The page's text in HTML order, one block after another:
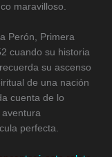
maravilloso.
Perón, Primera
cuando su historia
su ascenso
de una nación
cuenta de lo
perfecta.